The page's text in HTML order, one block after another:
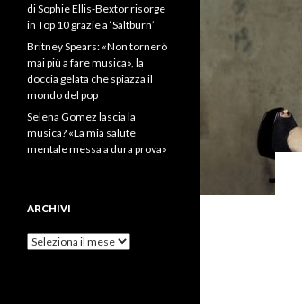
di Sophie Ellis-Bextor risorge
in Top 10 grazie a ‘Saltburn’
Britney Spears: «Non tornerò
mai più a fare musica», la
doccia gelata che spiazza il
mondo del pop
Selena Gomez lascia la
musica? «La mia salute
mentale messa a dura prova»
ARCHIVI
Archivi